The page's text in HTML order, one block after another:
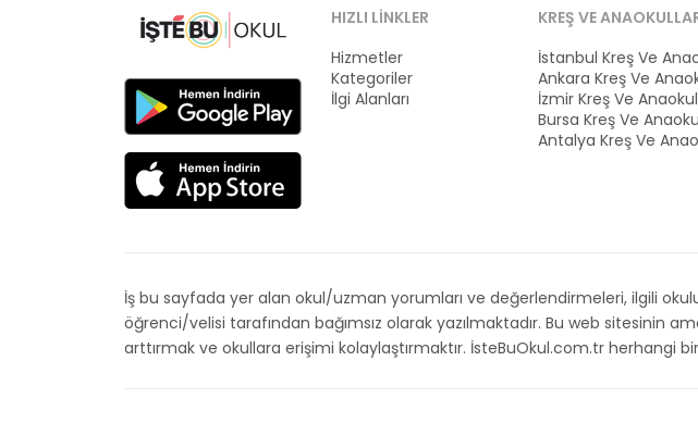
HIZLI LINKLER
Hizmetler
Kategoriler
İlgi Alanları
KREŞ VE
İstanbul Kreş Ve
Ankara Kreş Ve
İzmir Kreş Ve
Bursa Kreş Ve
Antalya Kreş Ve
İş bu sayfada yer alan okul/uzman yorumları ve değerlendirmeleri, ilgili
öğrenci/velisi tarafından bağımsız olarak yazılmaktadır. Bu web sitesinin
arttırmak ve okullara erişimi kolaylaştırmaktır. İsteBuOkul.com.tr